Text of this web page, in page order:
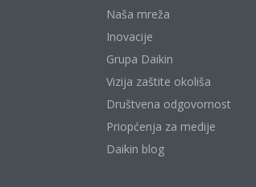
Naša mreža
Inovacije
Grupa Daikin
Vizija zaštite okoliša
Društvena odgovornost
Priopćenja za medije
Daikin blog